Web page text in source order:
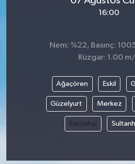
16:00
Nem: %22, Basınç:
Rüzgar: 1.00
Ağaçören Eskil
Güzelyurt Merkez
Sarıyahşi